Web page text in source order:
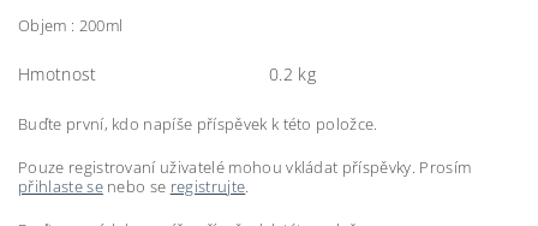
Objem : 200ml
Hmotnost 0.2 kg
Buďte první, kdo napíše příspěvek k této položce.
Pouze registrovaní uživatelé mohou vkládat příspěvky. Prosím
přihlaste senebo se registrujte.